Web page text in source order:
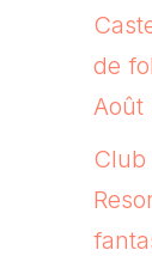
de
Août
Club